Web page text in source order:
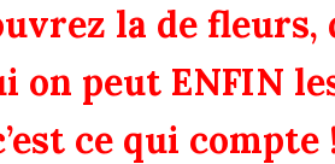
la de fleurs,
on peut ENFIN
ce qui